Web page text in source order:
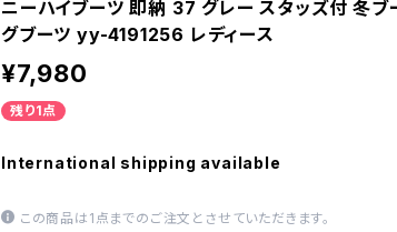
ニーハイブーツ 即納 37 グレー スタッズ付 冬
グブーツ yy-4191256 レディース
¥7,980
残り1点
International shipping available
この商品は1点までのご注文とさせていただきます。